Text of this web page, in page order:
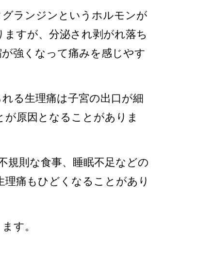
ランジンというホルモンが
すが、分泌され剥がれ落ち
強くなって痛みを感じやす
る生理痛は子宮の出口が細
原因となることがありま
則な食事、睡眠不足などの
痛もひどくなることがあり
す。